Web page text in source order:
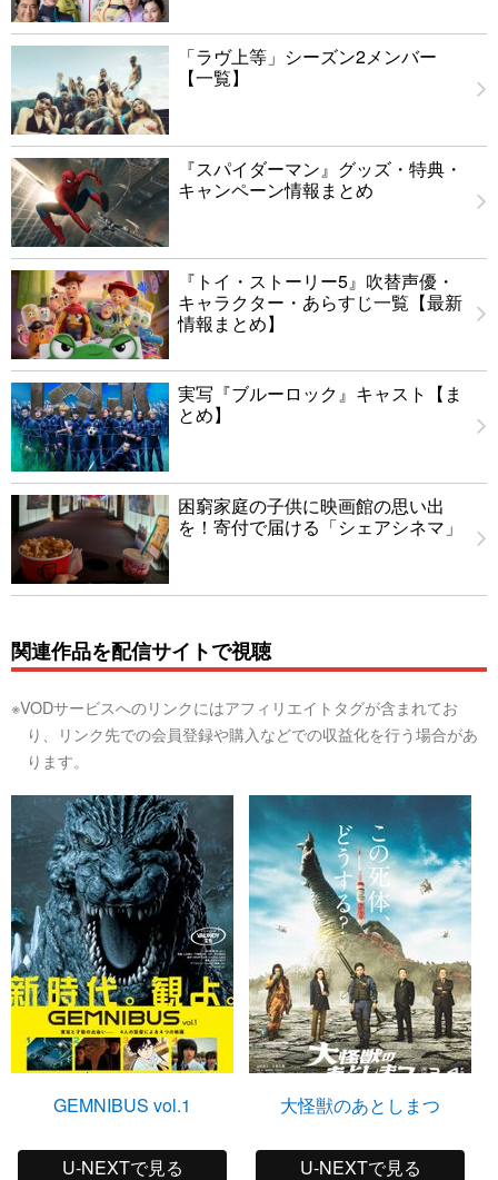
「ラヴ上等」シーズン2メンバー
【一覧】
『スパイダーマン』グッズ・特典・
キャンペーン情報まとめ
『トイ・ストーリー5』吹替声優・
キャラクター・あらすじ一覧【最新
情報まとめ】
実写『ブルーロック』キャスト【ま
とめ】
困窮家庭の子供に映画館の思い出
を！寄付で届ける「シェアシネマ」
関連作品を配信サイトで視聴
※VODサービスへのリンクにはアフィリエイトタグが含まれてお
り、リンク先での会員登録や購入などでの収益化を行う場合があ
ります。
GEMNIBUS vol.1
U-NEXTで見る
大怪獣のあとしまつ
U-NEXTで見る